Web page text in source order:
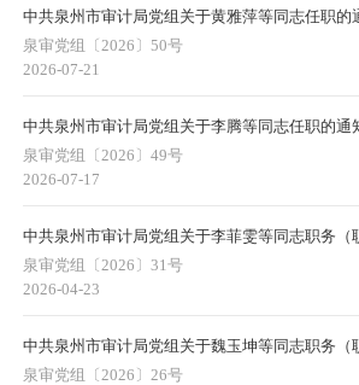
中共泉州市审计局党组关于黄雅萍等同志任职的
泉审党组〔2026〕50号
2026-07-21
中共泉州市审计局党组关于李腾等同志任职的通
泉审党组〔2026〕49号
2026-07-17
中共泉州市审计局党组关于李菲雯等同志职务（
泉审党组〔2026〕31号
2026-04-23
中共泉州市审计局党组关于魏玉坤等同志职务（
泉审党组〔2026〕26号